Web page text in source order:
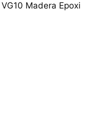
Madera Epoxi